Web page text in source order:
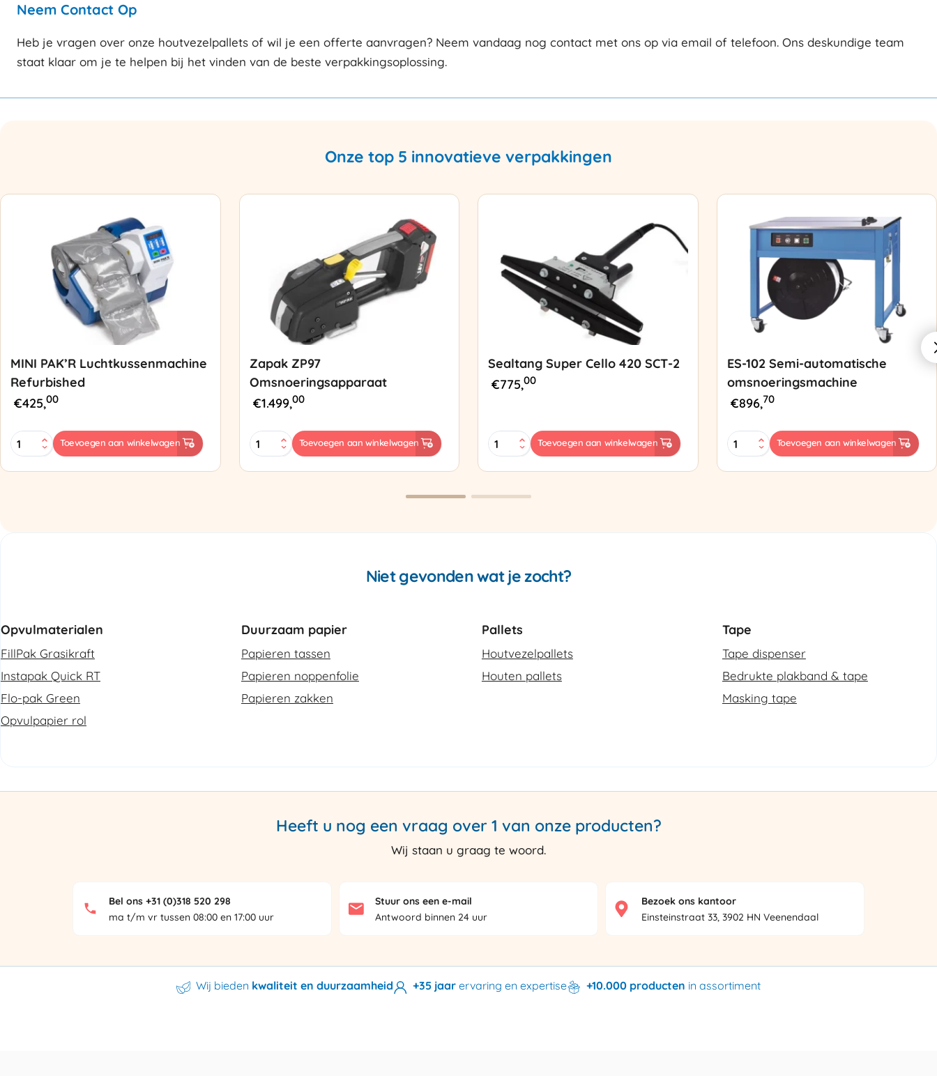
Neem Contact Op
Heb je vragen over onze houtvezelpallets of wil je een offerte aanvragen? Neem vandaag nog contact met ons op via email of telefoon. Ons deskundige team
staat klaar om je te helpen bij het vinden van de beste verpakkingsoplossing.
Onze top 5 innovatieve verpakkingen
MINI PAK’R Luchtkussenmachine
Refurbished
€425,00
MINI
PAK'R
Toevoegen aan winkelwagen
Zapak ZP97
Omsnoeringsapparaat
€1.499,00
Zapak
ZP97
Toevoegen aan winkelwagen
Sealtang Super Cello 420 SCT-2
€775,00
Sealtang
Super
Toevoegen aan winkelwagen
ES-102 Semi-automatische
omsnoeringsmachine
€896,70
ES-
102
Toevoegen aan winkelwagen
Niet gevonden wat je zocht?
Opvulmaterialen
FillPak Grasikraft
Instapak Quick RT
Flo-pak Green
Opvulpapier rol
Duurzaam papier
Papieren tassen
Papieren noppenfolie
Papieren zakken
Pallets
Houtvezelpallets
Houten pallets
Tape
Tape dispenser
Bedrukte plakband & tape
Masking tape
Heeft u nog een vraag over 1 van onze producten?
Wij staan u graag te woord.
Bel ons +31 (0)318 520 298
ma t/m vr tussen 08:00 en 17:00 uur
Stuur ons een e-mail
Antwoord binnen 24 uur
Bezoek ons kantoor
Einsteinstraat 33, 3902 HN Veenendaal
Wij bieden kwaliteit en duurzaamheid +35 jaar ervaring en expertise +10.000 producten in assortiment